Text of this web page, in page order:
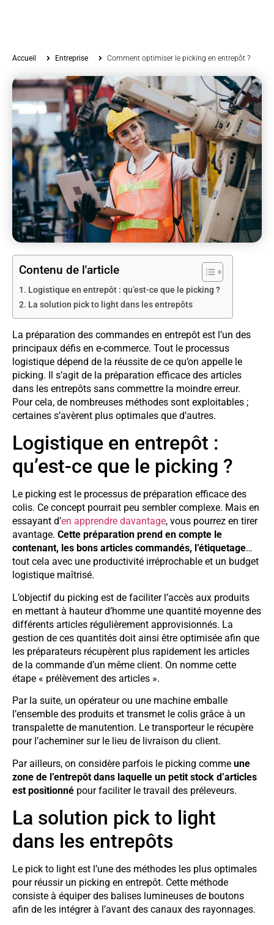
Accueil Entreprise Comment optimiser le picking en entrepôt ?
Contenu de l'article
Logistique en entrepôt : qu’est-ce que le picking ?
La solution pick to light dans les entrepôts
La préparation des commandes en entrepôt est l’un des
principaux défis en e-commerce. Tout le processus
logistique dépend de la réussite de ce qu’on appelle le
picking. Il s’agit de la préparation efficace des articles
dans les entrepôts sans commettre la moindre erreur.
Pour cela, de nombreuses méthodes sont exploitables ;
certaines s’avèrent plus optimales que d’autres.
Logistique en entrepôt :
qu’est-ce que le picking ?
Le picking est le processus de préparation efficace des
colis. Ce concept pourrait peu sembler complexe. Mais en
essayant d’en apprendre davantage, vous pourrez en tirer
avantage. Cette préparation prend en compte le
contenant, les bons articles commandés, l’étiquetage…
tout cela avec une productivité irréprochable et un budget
logistique maîtrisé.
L’objectif du picking est de faciliter l’accès aux produits
en mettant à hauteur d’homme une quantité moyenne des
différents articles régulièrement approvisionnés. La
gestion de ces quantités doit ainsi être optimisée afin que
les préparateurs récupèrent plus rapidement les articles
de la commande d’un même client. On nomme cette
étape « prélèvement des articles ».
Par la suite, un opérateur ou une machine emballe
l’ensemble des produits et transmet le colis grâce à un
transpalette de manutention. Le transporteur le récupère
pour l’acheminer sur le lieu de livraison du client.
Par ailleurs, on considère parfois le picking comme une
zone de l’entrepôt dans laquelle un petit stock d’articles
est positionné pour faciliter le travail des préleveurs.
La solution pick to light
dans les entrepôts
Le pick to light est l’une des méthodes les plus optimales
pour réussir un picking en entrepôt. Cette méthode
consiste à équiper des balises lumineuses de boutons
afin de les intégrer à l’avant des canaux des rayonnages.